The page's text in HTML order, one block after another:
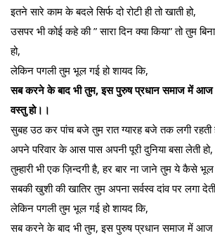
इतने सारे काम के बदले सिर्फ दो रोटी ही तो खाती हो,
उसपर भी कोई कहे की ” सारा दिन क्या किया” तो तुम
हो,
लेकिन पगली तुम भूल गई हो शायद कि,
सब करने के बाद भी तुम, इस पुरुष प्रधान समाज में आज
वस्तु हो।।
सुबह उठ कर पांच बजे तुम रात ग्यारह बजे तक लगी रहती
अपने परिवार के आस पास अपनी पूरी दुनिया बसा लेती हो,
तुम्हारी भी एक ज़िन्दगी है, हर बार ना जाने तुम ये कैसे भूल
सबकी खुशी की खातिर तुम अपना सर्वस्व दांव पर लगा
लेकिन पगली तुम भूल गई हो शायद कि,
सब करने के बाद भी तुम, इस पुरुष प्रधान समाज में आज